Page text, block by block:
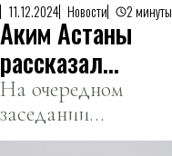
11.12.2024 Новости 2 минуты
Аким Астаны
рассказал
когда
прибудут
На очередном
заседании
сессии